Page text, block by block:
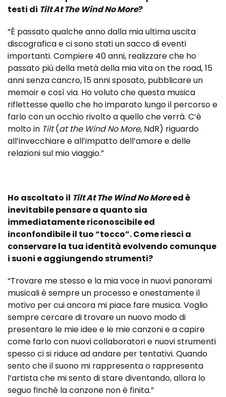
testi di Tilt At The Wind No More?
“È passato qualche anno dalla mia ultima uscita
discografica e ci sono stati un sacco di eventi
importanti. Compiere 40 anni, realizzare che ho
passato più della metà della mia vita on the road, 15
anni senza cancro, 15 anni sposato, pubblicare un
memoir e così via. Ho voluto che questa musica
riflettesse quello che ho imparato lungo il percorso e
farlo con un occhio rivolto a quello che verrà. C’è
molto in Tilt(at the Wind No More, NdR) riguardo
all’invecchiare e all’impatto dell’amore e delle
relazioni sul mio viaggio.”
Ho ascoltato il Tilt At The Wind No Moreed è
inevitabile pensare a quanto sia
immediatamente riconoscibile ed
inconfondibile il tuo “tocco”. Come riesci a
conservare la tua identità evolvendo comunque
i suoni e aggiungendo strumenti?
“Trovare me stesso e la mia voce in nuovi panorami
musicali è sempre un processo e onestamente il
motivo per cui ancora mi piace fare musica. Voglio
sempre cercare di trovare un nuovo modo di
presentare le mie idee e le mie canzoni e a capire
come farlo con nuovi collaboratori e nuovi strumenti
spesso ci si riduce ad andare per tentativi. Quando
sento che il suono mi rappresenta o rappresenta
l’artista che mi sento di stare diventando, allora lo
seguo finché la canzone non è finita.”